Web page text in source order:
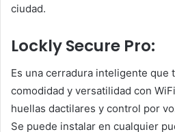
ciudad.
Lockly Secure Pro:
Es una cerradura inteligente que
comodidad y versatilidad con
huellas dactilares y control por
Se puede instalar en cualquier